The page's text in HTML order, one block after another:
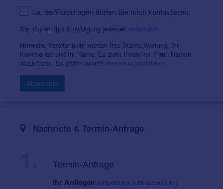
Ja, bei Rückfragen dürfen Sie mich kontaktieren.
Sie können Ihre Einwilligung jederzeit widerrufen.
Hinweis: Veröffentlicht werden Ihre Sterne-Wertung, Ihr
Kommentar und Ihr Name. Es steht Ihnen frei, Ihren Namen
abzukürzen. Es gelten unsere Bewertungsrichtlinien.
Absenden
Nachricht & Termin-Anfrage
Termin-Anfrage
Ihr Anliegen (erforderlich, bitte auswählen)